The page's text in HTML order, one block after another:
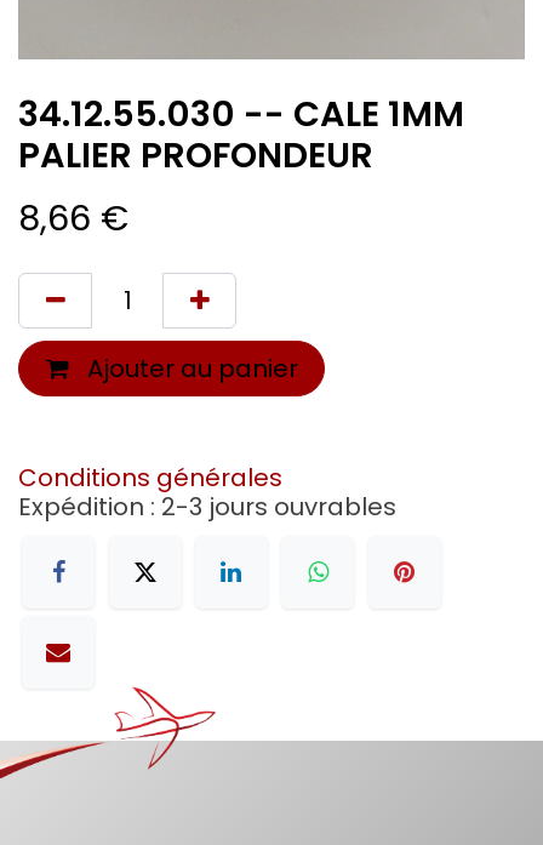
34.12.55.030 -- CALE 1MM
PALIER PROFONDEUR
8,66 €
Ajouter au panier
Conditions générales
Expédition : 2-3 jours ouvrables